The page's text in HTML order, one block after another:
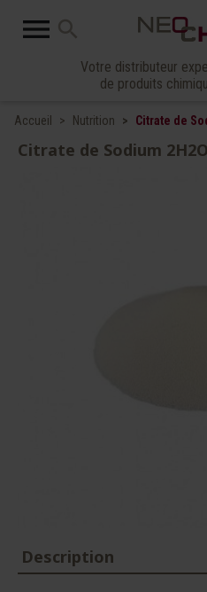
 search
Votre distributeur
de produits
Accueil Nutrition Citrate de
Citrate de Sodium 2H2O
Description